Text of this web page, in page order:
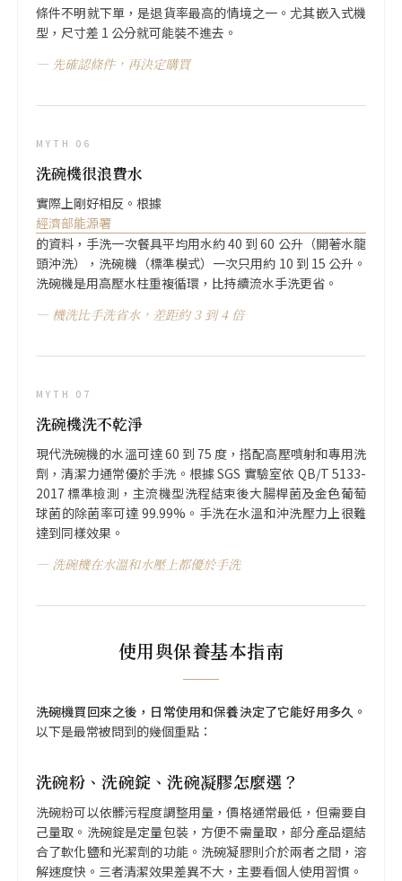
條件不明就下單，是退貨率最高的情境之一。尤其嵌入式機
型，尺寸差 1 公分就可能裝不進去。
先確認條件，再決定購買
MYTH 06
洗碗機很浪費水
實際上剛好相反。根據
經濟部能源署
的資料，手洗一次餐具平均用水約 40 到 60 公升（開著水龍
頭沖洗），洗碗機（標準模式）一次只用約 10 到 15 公升。
洗碗機是用高壓水柱重複循環，比持續流水手洗更省。
機洗比手洗省水，差距約 3 到 4 倍
MYTH 07
洗碗機洗不乾淨
現代洗碗機的水溫可達 60 到 75 度，搭配高壓噴射和專用洗
劑，清潔力通常優於手洗。根據 SGS 實驗室依 QB/T 5133-
2017 標準檢測，主流機型洗程結束後大腸桿菌及金色葡萄
球菌的除菌率可達 99.99%。手洗在水溫和沖洗壓力上很難
達到同樣效果。
洗碗機在水溫和水壓上都優於手洗
使用與保養基本指南
洗碗機買回來之後，日常使用和保養決定了它能好用多久。
以下是最常被問到的幾個重點：
洗碗粉、洗碗錠、洗碗凝膠怎麼選？
洗碗粉可以依髒污程度調整用量，價格通常最低，但需要自
己量取。洗碗錠是定量包裝，方便不需量取，部分產品還結
合了軟化鹽和光潔劑的功能。洗碗凝膠則介於兩者之間，溶
解速度快。三者清潔效果差異不大，主要看個人使用習慣。